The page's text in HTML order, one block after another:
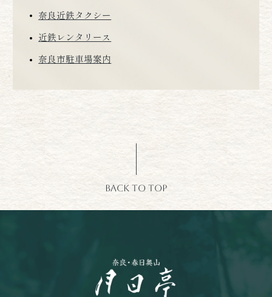
奈良近鉄タクシー
近鉄レンタリース
奈良市駐車場案内
BACK TO TOP